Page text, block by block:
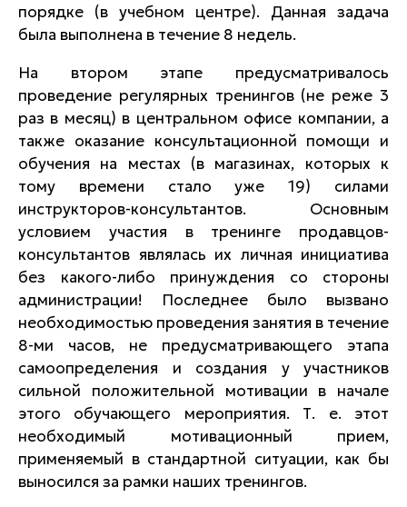
порядке (в учебном центре). Данная задача
была выполнена в течение 8 недель.
На втором этапе предусматривалось
проведение регулярных тренингов (не реже 3
раз в месяц) в центральном офисе компании, а
также оказание консультационной помощи и
обучения на местах (в магазинах, которых к
тому времени стало уже 19) силами
инструкторов-консультантов. Основным
условием участия в тренинге продавцов-
консультантов являлась их личная инициатива
без какого-либо принуждения со стороны
администрации! Последнее было вызвано
необходимостью проведения занятия в течение
8-ми часов, не предусматривающего этапа
самоопределения и создания у участников
сильной положительной мотивации в начале
этого обучающего мероприятия. Т. е. этот
необходимый мотивационный прием,
применяемый в стандартной ситуации, как бы
выносился за рамки наших тренингов.